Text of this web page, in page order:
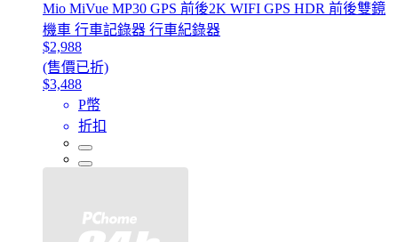
Mio MiVue MP30 GPS 前後2K WIFI GPS HDR 前後雙鏡
機車 行車記錄器 行車紀錄器
$2,988
(售價已折)
$3,488
P幣
折扣